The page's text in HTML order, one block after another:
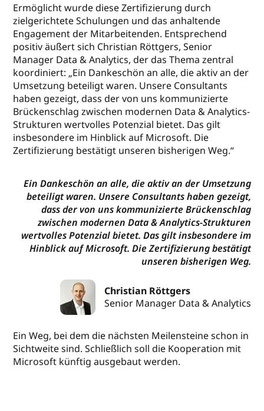
Ermöglicht wurde diese Zertifizierung durch
zielgerichtete Schulungen und das anhaltende
Engagement der Mitarbeitenden. Entsprechend
positiv äußert sich Christian Röttgers, Senior
Manager Data & Analytics, der das Thema zentral
koordiniert: „Ein Dankeschön an alle, die aktiv an der
Umsetzung beteiligt waren. Unsere Consultants
haben gezeigt, dass der von uns kommunizierte
Brückenschlag zwischen modernen Data & Analytics-
Strukturen wertvolles Potenzial bietet. Das gilt
insbesondere im Hinblick auf Microsoft. Die
Zertifizierung bestätigt unseren bisherigen Weg.“
Ein Dankeschön an alle, die aktiv an der Umsetzung
beteiligt waren. Unsere Consultants haben gezeigt,
dass der von uns kommunizierte Brückenschlag
zwischen modernen Data & Analytics-Strukturen
wertvolles Potenzial bietet. Das gilt insbesondere im
Hinblick auf Microsoft. Die Zertifizierung bestätigt
unseren bisherigen Weg.
Christian Röttgers
Senior Manager Data & Analytics
Ein Weg, bei dem die nächsten Meilensteine schon in
Sichtweite sind. Schließlich soll die Kooperation mit
Microsoft künftig ausgebaut werden.